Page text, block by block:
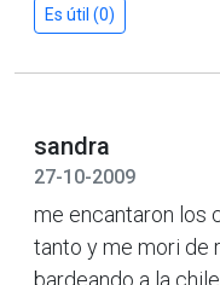
Es útil (0)
sandra
27-10-2009
me encantaron los
tanto y me mori de
bardeando a la